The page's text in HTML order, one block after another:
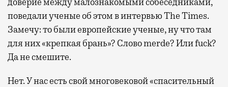
поведали ученые об этом в интервью The Times.
Замечу: то были европейские ученые, ну что там
для них «крепкая брань»? Слово merde? Или fuck?
Да не смешите.
Нет. У нас есть свой многовековой «спасительный